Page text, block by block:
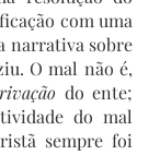
com uma
narrativa sobre
O mal não é,
do ente;
do mal
sempre foi